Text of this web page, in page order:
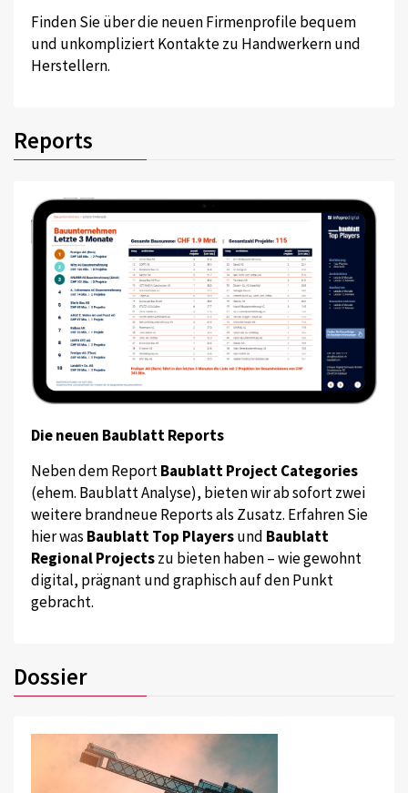
Finden Sie über die neuen Firmenprofile bequem
und unkompliziert Kontakte zu Handwerkern und
Herstellern.
Reports
Die neuen Baublatt Reports
Neben dem ReportBaublatt Project Categories
(ehem. Baublatt Analyse), bieten wir ab sofort zwei
weitere brandneue Reports als Zusatz. Erfahren Sie
hier was Baublatt Top Playersund Baublatt
Regional Projectszu bieten haben – wie gewohnt
digital, prägnant und graphisch auf den Punkt
gebracht.
Dossier